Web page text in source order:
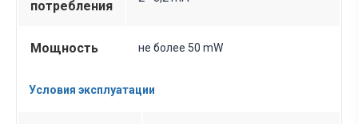
потребления
Мощность не более 50 mW
Условия эксплуатации